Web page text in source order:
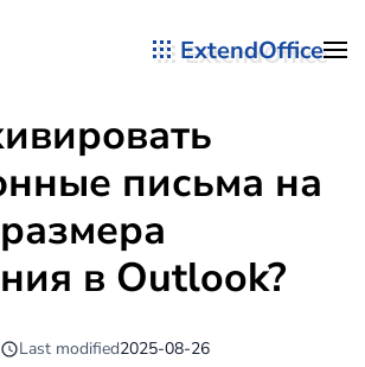
ExtendOffice
письма на
в Outlook?
Last modified2025-08-26